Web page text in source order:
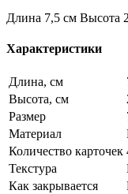
Длина 7,5 см Высота
Характеристики
Длина, см
Высота, см
Размер
Материал
Количество карточек
Текстура
Как закрывается